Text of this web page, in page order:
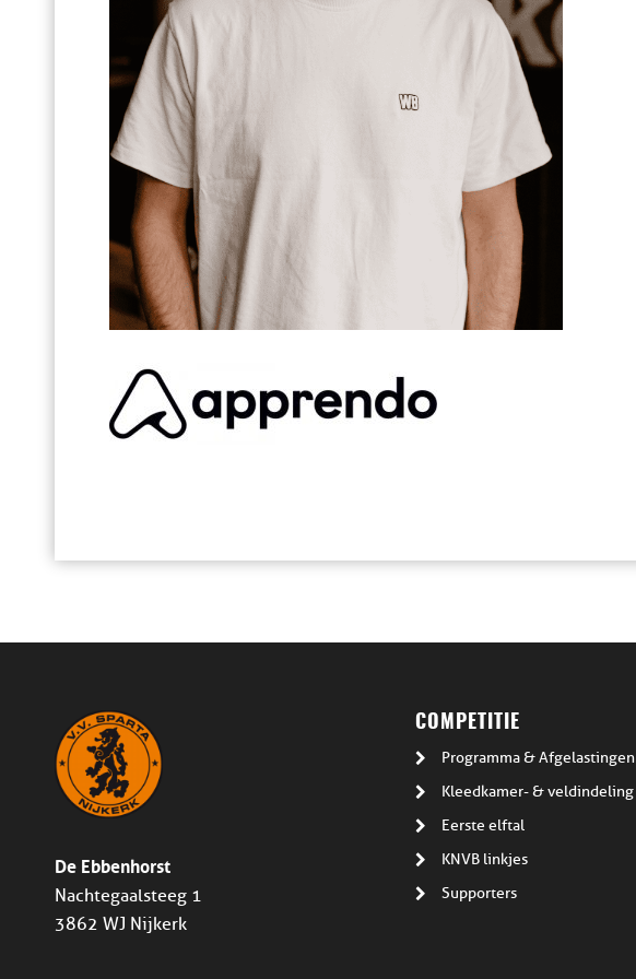
De Ebbenhorst
Nachtegaalsteeg 1
3862 WJ Nijkerk
COMPETITIE
Programma & Afgelastingen
Kleedkamer- & veldindeling
Eerste elftal
KNVB linkjes
Supporters